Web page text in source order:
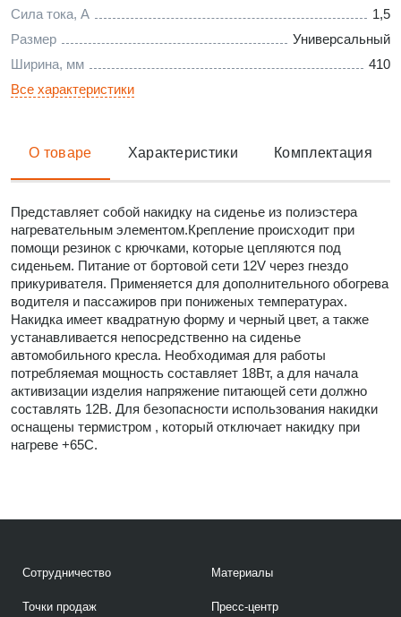
Сила тока, А
1,5
Размер
Универсальный
Ширина, мм
410
Все характеристики
О товаре Характеристики Комплектация
Представляет собой накидку на сиденье из полиэстера
нагревательным элементом.Крепление происходит при
помощи резинок с крючками, которые цепляются под
сиденьем. Питание от бортовой сети 12V через гнездо
прикуривателя. Применяется для дополнительного обогрева
водителя и пассажиров при пониженых температурах.
Накидка имеет квадратную форму и черный цвет, а также
устанавливается непосредственно на сиденье
автомобильного кресла. Необходимая для работы
потребляемая мощность составляет 18Вт, а для начала
активизации изделия напряжение питающей сети должно
составлять 12В. Для безопасности использования накидки
оснащены термистром , который отключает накидку при
нагреве +65С.
Сотрудничество
Точки продаж
Материалы
Пресс-центр